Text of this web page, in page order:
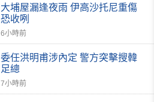
大埔屋漏逢夜雨 伊高沙托尼重傷
恐收咧
6小時前
委任洪明甫涉內定 警方突擊搜韓
足總
7小時前